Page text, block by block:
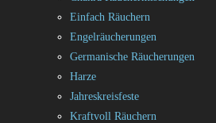
Einfach Räuchern
Engelräucherungen
Germanische Räucherungen
Harze
Jahreskreisfeste
Kraftvoll Räuchern